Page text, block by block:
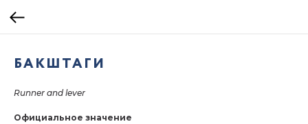
БАКШТАГИ
Runner and lever
Официальное значение